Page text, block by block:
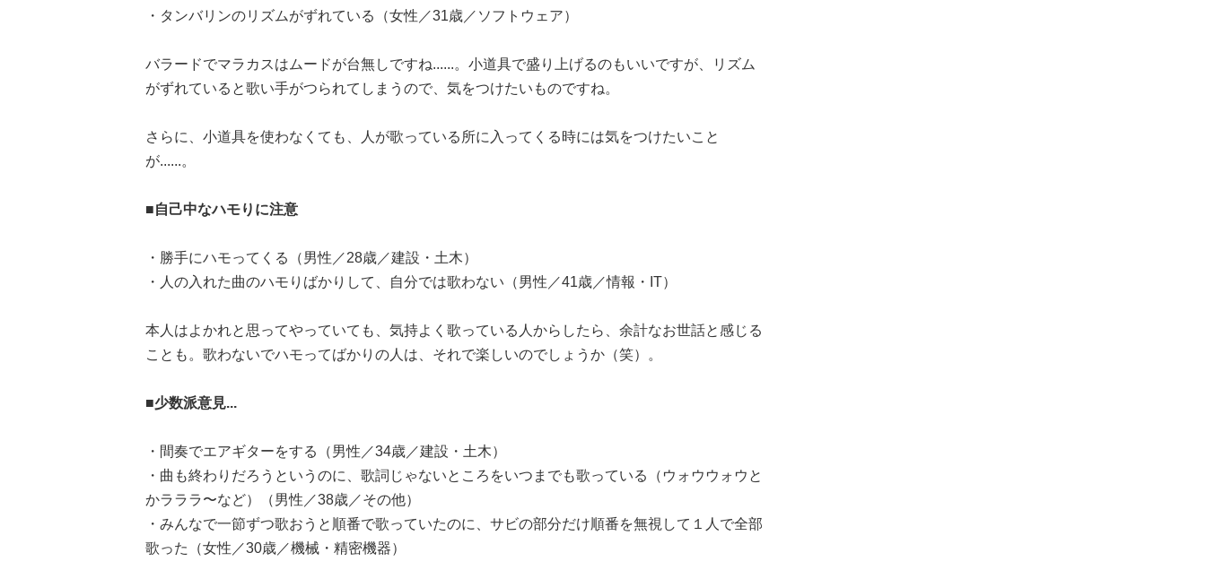
・タンバリンのリズムがずれている（女性／31歳／ソフトウェア）
バラードでマラカスはムードが台無しですね......。小道具で盛り上げるのもいいですが、リズム
がずれていると歌い手がつられてしまうので、気をつけたいものですね。
さらに、小道具を使わなくても、人が歌っている所に入ってくる時には気をつけたいこと
が......。
■自己中なハモりに注意
・勝手にハモってくる（男性／28歳／建設・土木）
・人の入れた曲のハモりばかりして、自分では歌わない（男性／41歳／情報・IT）
本人はよかれと思ってやっていても、気持よく歌っている人からしたら、余計なお世話と感じる
ことも。歌わないでハモってばかりの人は、それで楽しいのでしょうか（笑）。
■少数派意見...
・間奏でエアギターをする（男性／34歳／建設・土木）
・曲も終わりだろうというのに、歌詞じゃないところをいつまでも歌っている（ウォウウォウと
かラララ〜など）（男性／38歳／その他）
・みんなで一節ずつ歌おうと順番で歌っていたのに、サビの部分だけ順番を無視して１人で全部
歌った（女性／30歳／機械・精密機器）